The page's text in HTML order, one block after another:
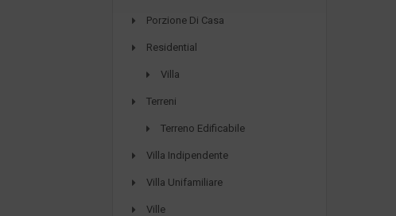
Porzione Di Casa
Residential
Villa
Terreni
Terreno Edificabile
Villa Indipendente
Villa Unifamiliare
Ville